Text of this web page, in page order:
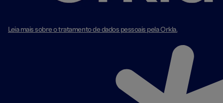
Leia mais sobre o tratamento de dados pessoais pela Orkla.